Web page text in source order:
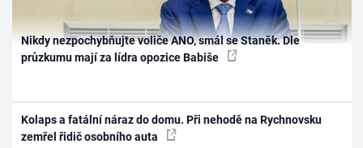
Nikdy nezpochybňujte voliče ANO, smál se Staněk. Dle
průzkumu mají za lídra opozice Babiše
Kolaps a fatální náraz do domu. Při nehodě na Rychnovsku
zemřel řidič osobního auta